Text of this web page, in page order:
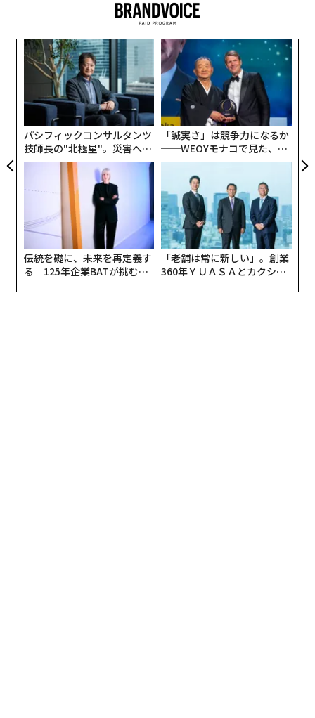
パシフィックコンサルタンツ
技師長の"北極星"。災害への
無力感を乗り越え見つけた、
防災一筋20年の答え
「誠実さ」は競争力になるか
──WEOYモナコで見た、く
ら寿司の経営哲学
伝統を礎に、未来を再定義す
る 125年企業BATが挑むス
「老舗は常に新しい」。創業
360年ＹＵＡＳＡとカクシン